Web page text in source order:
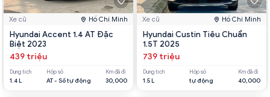
Xe cũ Hồ Chí Minh
Hyundai Accent 1.4 AT Đặc
Biệt 2023
439 triệu
Dung tích
1.4 L
Hộp số
AT - Số tự động
Km đã đi
30,000
Xe cũ Hồ Chí Minh
Hyundai Custin Tiêu Chuẩn
1.5T 2025
739 triệu
Dung tích
1.5 L
Hộp số
tự động
Km đã đi
40,000